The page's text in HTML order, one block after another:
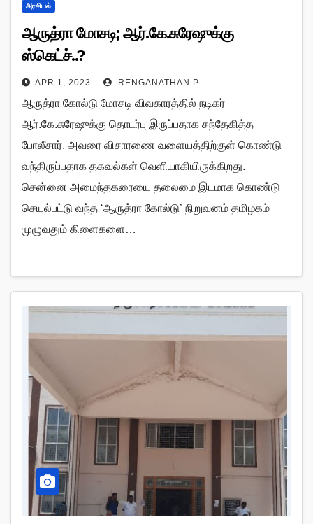
அரசியல்
ஆருத்ரா மோசடி; ஆர்.கே.சுரேஷுக்கு
ஸ்கெட்ச்..?
APR 1, 2023 RENGANATHAN P
ஆருத்ரா கோல்டு மோசடி விவகாரத்தில் நடிகர்
ஆர்.கே.சுரேஷுக்கு தொடர்பு இருப்பதாக சந்தேகித்த
போலீசார், அவரை விசாரணை வளையத்திற்குள் கொண்டு
வந்திருப்பதாக தகவல்கள் வெளியாகியிருக்கிறது.
சென்னை அமைந்தகரையை தலைமை இடமாக கொண்டு
செயல்பட்டு வந்த ‘ஆருத்ரா கோல்டு’ நிறுவனம் தமிழகம்
முழுவதும் கிளைகளை…